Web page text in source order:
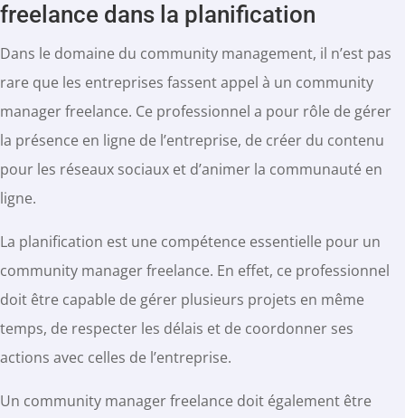
freelance dans la planification
Dans le domaine du community management, il n’est pas
rare que les entreprises fassent appel à un community
manager freelance. Ce professionnel a pour rôle de gérer
la présence en ligne de l’entreprise, de créer du contenu
pour les réseaux sociaux et d’animer la communauté en
ligne.
La planification est une compétence essentielle pour un
community manager freelance. En effet, ce professionnel
doit être capable de gérer plusieurs projets en même
temps, de respecter les délais et de coordonner ses
actions avec celles de l’entreprise.
Un community manager freelance doit également être